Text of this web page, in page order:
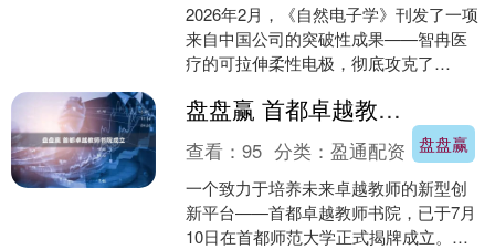
2026年2月，《自然电子学》刊发了一项
来自中国公司的突破性成果——智冉医
疗的可拉伸柔性电极，彻底攻克了
脑搏动导致电....
盘盘赢 首都卓越教师书院成立
盘盘赢
查看：95 分类：盈通配资
一个致力于培养未来卓越教师的新型创
新平台——首都卓越教师书院，已于7月
10日在首都师范大学正式揭牌成立。同